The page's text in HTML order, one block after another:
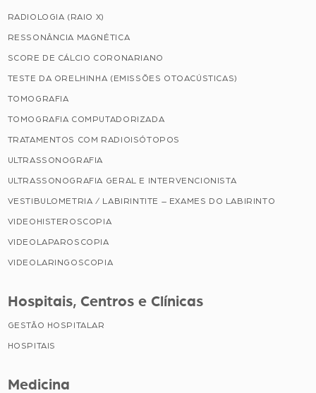
RADIOLOGIA (RAIO X)
RESSONÂNCIA MAGNÉTICA
SCORE DE CÁLCIO CORONARIANO
TESTE DA ORELHINHA (EMISSÕES OTOACÚSTICAS)
TOMOGRAFIA
TOMOGRAFIA COMPUTADORIZADA
TRATAMENTOS COM RADIOISÓTOPOS
ULTRASSONOGRAFIA
ULTRASSONOGRAFIA GERAL E INTERVENCIONISTA
VESTIBULOMETRIA / LABIRINTITE – EXAMES DO LABIRINTO
VIDEOHISTEROSCOPIA
VIDEOLAPAROSCOPIA
VIDEOLARINGOSCOPIA
Hospitais, Centros e Clínicas
GESTÃO HOSPITALAR
HOSPITAIS
Medicina